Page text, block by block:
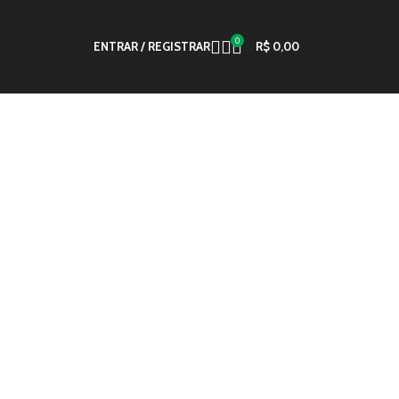
ENTRAR / REGISTRAR 0 R$ 0,00